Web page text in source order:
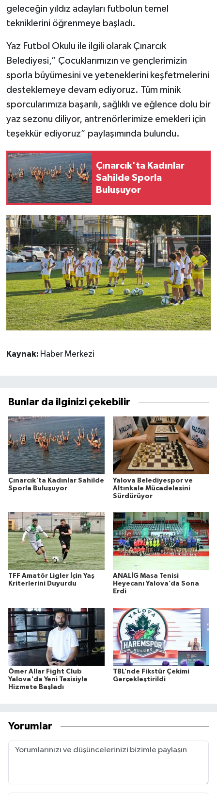
geleceğin yıldız adayları futbolun temel
tekniklerini öğrenmeye başladı.
Yaz Futbol Okulu ile ilgili olarak Çınarcık
Belediyesi,” Çocuklarımızın ve gençlerimizin
sporla büyümesini ve yeteneklerini keşfetmelerini
desteklemeye devam ediyoruz. Tüm minik
sporcularımıza başarılı, sağlıklı ve eğlence dolu bir
yaz sezonu diliyor, antrenörlerimize emekleri için
teşekkür ediyoruz” paylaşımında bulundu.
Çınarcık'ta Kadınlar
Sahilde Sporla
Buluşuyor
Kaynak: Haber Merkezi
Bunlar da ilginizi çekebilir
Çınarcık'ta Kadınlar Sahilde
Sporla Buluşuyor
Yalova Belediyespor ve
Altınkale Mücadelesini
Sürdürüyor
TFF Amatör Ligler İçin Yaş
Kriterlerini Duyurdu
ANALİG Masa Tenisi
Heyecanı Yalova’da Sona
Erdi
Ömer Allar Fight Club
Yalova'da Yeni Tesisiyle
Hizmete Başladı
TBL’nde Fikstür Çekimi
Gerçekleştirildi
Yorumlar